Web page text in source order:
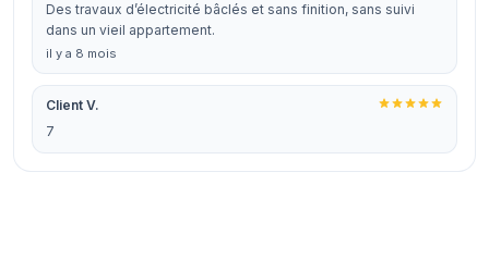
Des travaux d’électricité bâclés et sans finition, sans suivi
dans un vieil appartement.
il y a 8 mois
Client V.
7